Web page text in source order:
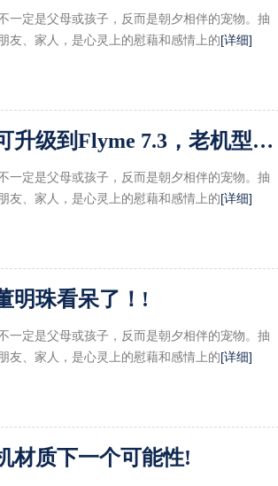
一定是父母或孩子，反而是朝夕相伴的宠物。抽
友、家人，是心灵上的慰藉和感情上的[详细]
魅友福利！魅族新增14款型号可升级到Flyme 7.3，老机型起死回生!
一定是父母或孩子，反而是朝夕相伴的宠物。抽
友、家人，是心灵上的慰藉和感情上的[详细]
明珠看呆了！!
一定是父母或孩子，反而是朝夕相伴的宠物。抽
友、家人，是心灵上的慰藉和感情上的[详细]
材质下一个可能性!